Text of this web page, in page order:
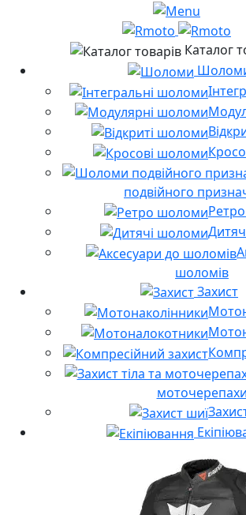
Каталог
подвійного
шоломів
Захист
моточерепахи